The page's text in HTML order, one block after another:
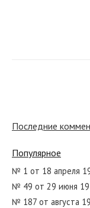
№ 51 от марта
№ 167 от августа
Последние
Популярное
№ 1 от 18 апреля
№ 49 от 29 июня
№ 187 от августа